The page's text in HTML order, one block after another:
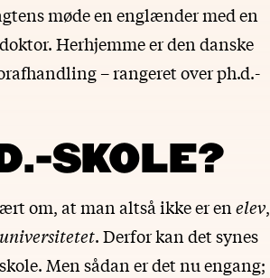
møde en englænder med en
Herhjemme er den danske
– rangeret over ph.d.-
SKOLE?
om, at man altså ikke er enelev,
universitetet. Derfor kan det synes
Men sådan er det nu engang;